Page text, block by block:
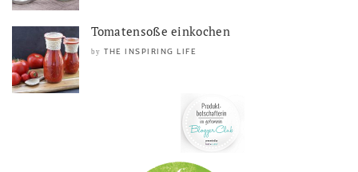
Tomatensoße einkochen
by THE INSPIRING LIFE